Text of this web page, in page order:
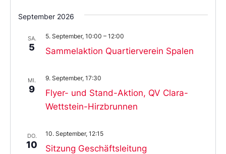
September 2026
SA.
5 Sammelaktion Quartierverein Spalen
5. September, 10:00 – 12:00
MI.
9
Flyer- und Stand-Aktion, QV Clara-
Wettstein-Hirzbrunnen
9. September, 17:30
DO.
10 Sitzung Geschäftsleitung
10. September, 12:15